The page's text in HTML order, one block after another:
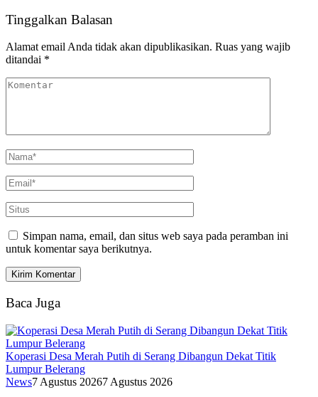
Tinggalkan Balasan
Alamat email Anda tidak akan dipublikasikan. Ruas yang wajib
ditandai *
Simpan nama, email, dan situs web saya pada peramban ini
untuk komentar saya berikutnya.
Baca Juga
Koperasi Desa Merah Putih di Serang Dibangun Dekat Titik
Lumpur Belerang
News7 Agustus 20267 Agustus 2026